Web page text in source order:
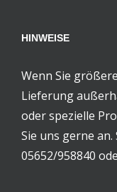
HINWEISE
Wenn Sie
Lieferung
oder spezielle
Sie uns gerne
05652/958840